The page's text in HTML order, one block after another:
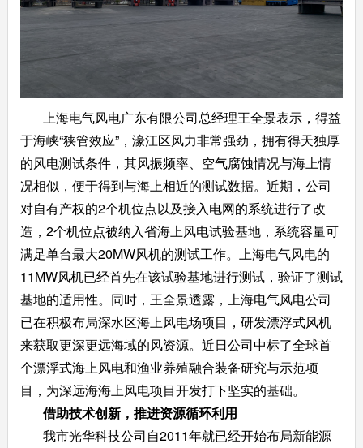
上海电气风电广东有限公司总经理王全景表示，得益
于海峡“狭管效应”，濠江区风力非常强劲，拥有得天独厚
的风电测试条件，其风振频率、空气腐蚀情况与海上情
况相似，便于得到与海上相近的测试数据。近期，公司
对自有产权的2个机位点以及接入电网的系统进行了改
造，2个机位点被纳入省海上风电试验基地，系统容量可
满足单台最大20MW风机的测试工作。上海电气风电的
11MW风机已经首先在该试验基地进行测试，验证了测试
基地的适用性。同时，王全景透露，上海电气风电公司
已在积极布局深水区海上风电场项目，研发漂浮式风机
来获取更深更远海域的风资源。近日公司中标了全球首
个漂浮式海上风电和渔业养殖融合装备研究与示范项
目，为深远海海上风电项目开发打下坚实的基础。
借助技术创新，推进资源循环利用
我市光华科技公司自2011年就已经开始布局新能源